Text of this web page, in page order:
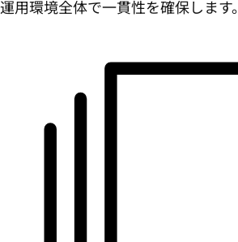
運用環境全体で一貫性を確保します。